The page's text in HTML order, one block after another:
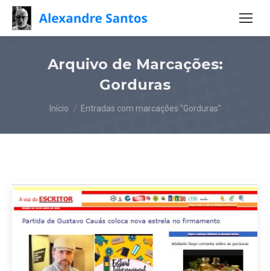
Arquivo de Marcações:
Gorduras
Você está aqui:
Início Entradas com marcações "Gorduras"